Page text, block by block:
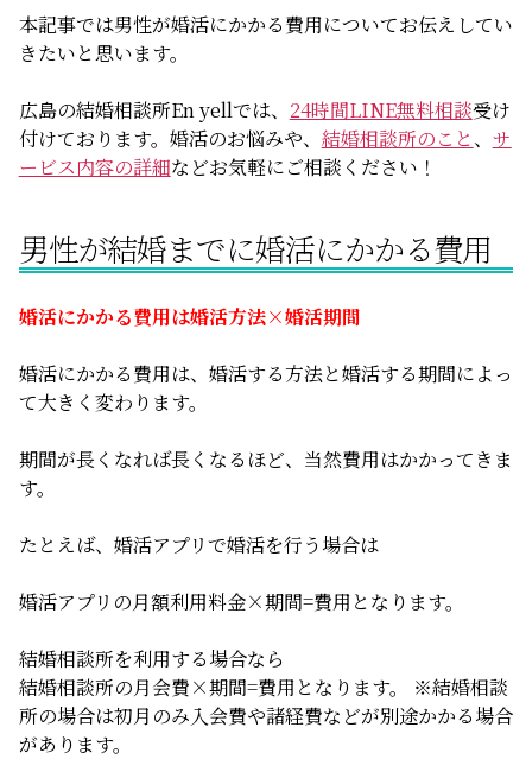
本記事では男性が婚活にかかる費用についてお伝えしてい
きたいと思います。
広島の結婚相談所En yellでは、 24時間LINE無料相談受け
付けております。婚活のお悩みや、 結婚相談所のこと、 サ
ービス内容の詳細などお気軽にご相談ください！
男性が結婚までに婚活にかかる費用
婚活にかかる費用は婚活方法×婚活期間
婚活にかかる費用は、婚活する方法と婚活する期間によっ
て大きく変わります。
期間が長くなれば長くなるほど、当然費用はかかってきま
す。
たとえば、婚活アプリで婚活を行う場合は
婚活アプリの月額利用料金×期間=費用となります。
結婚相談所を利用する場合なら
結婚相談所の月会費×期間=費用となります。 ※結婚相談
所の場合は初月のみ入会費や諸経費などが別途かかる場合
があります。